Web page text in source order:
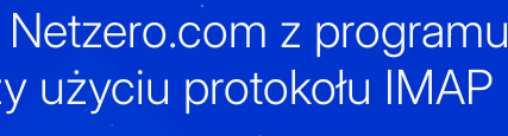
z programu
użyciu protokołu IMAP